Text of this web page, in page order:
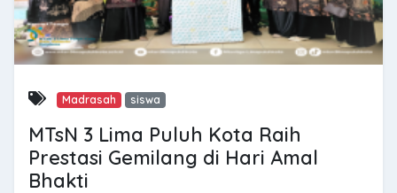
Madrasah siswa
MTsN 3 Lima Puluh Kota Raih
Prestasi Gemilang di Hari Amal
Bhakti